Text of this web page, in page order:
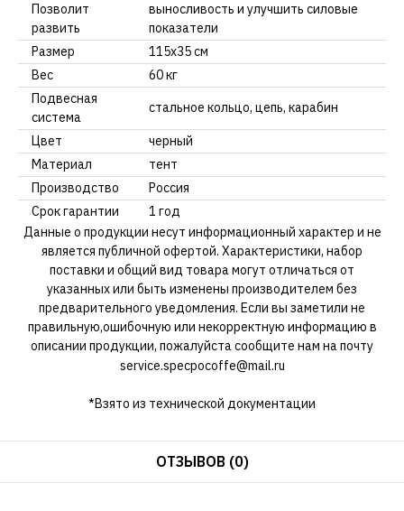
Позволит
развить
выносливость и улучшить силовые
показатели
Размер
115х35 см
Вес
60 кг
Подвесная
система
стальное кольцо, цепь, карабин
Цвет
черный
Материал
тент
Производство
Россия
Срок гарантии
1 год
Данные о продукции несут информационный характер и не
является публичной офертой. Характеристики, набор
поставки и общий вид товара могут отличаться от
указанных или быть изменены производителем без
предварительного уведомления. Если вы заметили не
правильную,ошибочную или некорректную информацию в
описании продукции, пожалуйста сообщите нам на почту
service.specpocoffe@mail.ru
*Взято из технической документации
ОТЗЫВОВ (0)